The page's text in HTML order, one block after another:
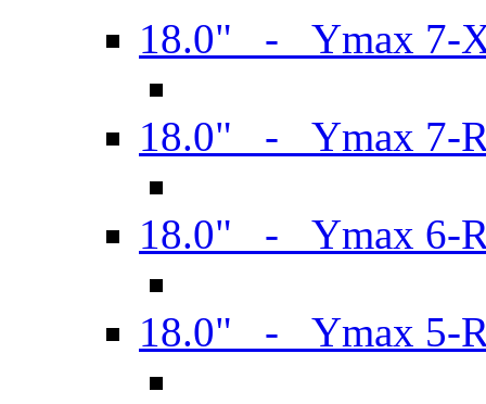
18.0" - Ymax 7-
18.0" - Ymax 7-
18.0" - Ymax 6-
18.0" - Ymax 5-